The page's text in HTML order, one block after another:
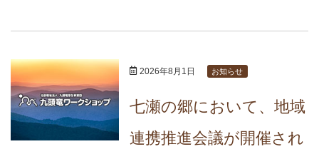
2026年8月1日 お知らせ
七瀬の郷において、地域
連携推進会議が開催され